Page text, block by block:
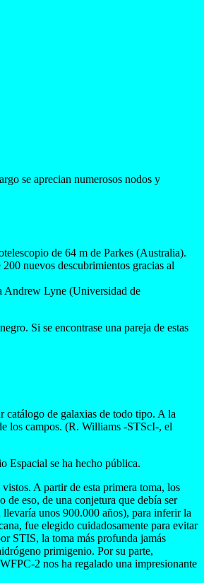
se aprecian numerosos nodos y
de 64 m de Parkes (Australia).
nuevos descubrimientos gracias al
Andrew Lyne (Universidad de
Si se encontrase una pareja de estas
catálogo de galaxias de todo tipo. A la
los campos. (R. Williams -STScI-, el
Espacial se ha hecho pública.
A partir de esta primera toma, los
eso, de una conjetura que debía ser
unos 900.000 años), para inferir la
fue elegido cuidadosamente para evitar
STIS, la toma más profunda jamás
primigenio. Por su parte,
2 nos ha regalado una impresionante